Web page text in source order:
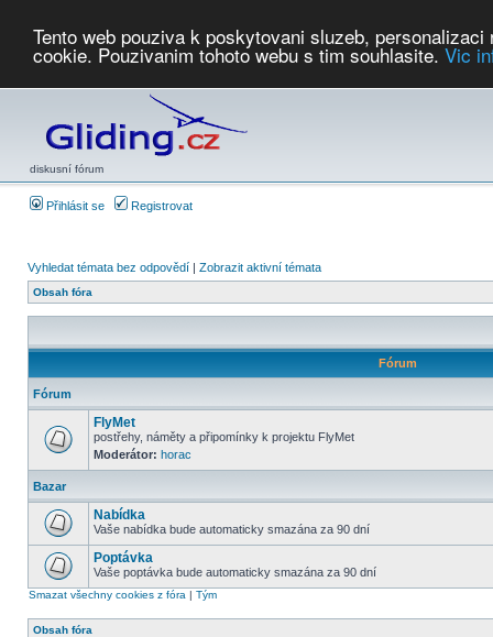
Tento web pouziva k poskytovani sluzeb,
cookie. Pouzivanim tohoto webu s tim souhlasite. Vic
diskusní fórum
Přihlásit se Registrovat
Vyhledat témata bez odpovědí | Zobrazit aktivní témata
Obsah fóra
Fórum
Fórum
FlyMet
postřehy, náměty a připomínky k projektu FlyMet
Moderátor: horac
Bazar
Nabídka
Vaše nabídka bude automaticky smazána za 90 dní
Poptávka
Vaše poptávka bude automaticky smazána za 90 dní
Smazat všechny cookies z fóra | Tým
Obsah fóra